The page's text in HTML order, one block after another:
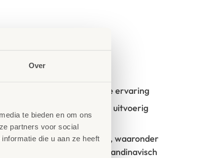
Over
te bieden en om ons
partners voor social
die u aan ze heeft
start vanuit uw idee en onze ervaring
en kinderopvangmeubilair is uitvoerig
en TÜV-keuringen
met circulaire producten, waaronder
-gecertificeerd Scandinavisch